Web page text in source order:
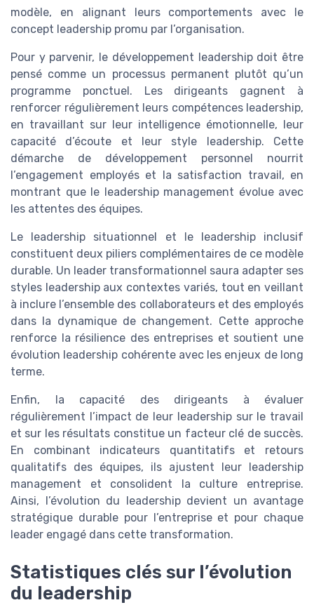
modèle, en alignant leurs comportements avec le
concept leadership promu par l’organisation.
Pour y parvenir, le développement leadership doit être
pensé comme un processus permanent plutôt qu’un
programme ponctuel. Les dirigeants gagnent à
renforcer régulièrement leurs compétences leadership,
en travaillant sur leur intelligence émotionnelle, leur
capacité d’écoute et leur style leadership. Cette
démarche de développement personnel nourrit
l’engagement employés et la satisfaction travail, en
montrant que le leadership management évolue avec
les attentes des équipes.
Le leadership situationnel et le leadership inclusif
constituent deux piliers complémentaires de ce modèle
durable. Un leader transformationnel saura adapter ses
styles leadership aux contextes variés, tout en veillant
à inclure l’ensemble des collaborateurs et des employés
dans la dynamique de changement. Cette approche
renforce la résilience des entreprises et soutient une
évolution leadership cohérente avec les enjeux de long
terme.
Enfin, la capacité des dirigeants à évaluer
régulièrement l’impact de leur leadership sur le travail
et sur les résultats constitue un facteur clé de succès.
En combinant indicateurs quantitatifs et retours
qualitatifs des équipes, ils ajustent leur leadership
management et consolident la culture entreprise.
Ainsi, l’évolution du leadership devient un avantage
stratégique durable pour l’entreprise et pour chaque
leader engagé dans cette transformation.
Statistiques clés sur l’évolution
du leadership